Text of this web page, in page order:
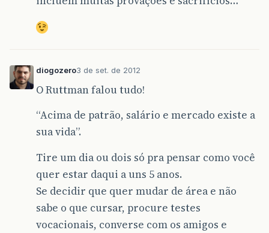
diogozero3 de set. de 2012
O Ruttman falou tudo!
“Acima de patrão, salário e mercado existe a
sua vida”.
Tire um dia ou dois só pra pensar como você
quer estar daqui a uns 5 anos.
Se decidir que quer mudar de área e não
sabe o que cursar, procure testes
vocacionais, converse com os amigos e